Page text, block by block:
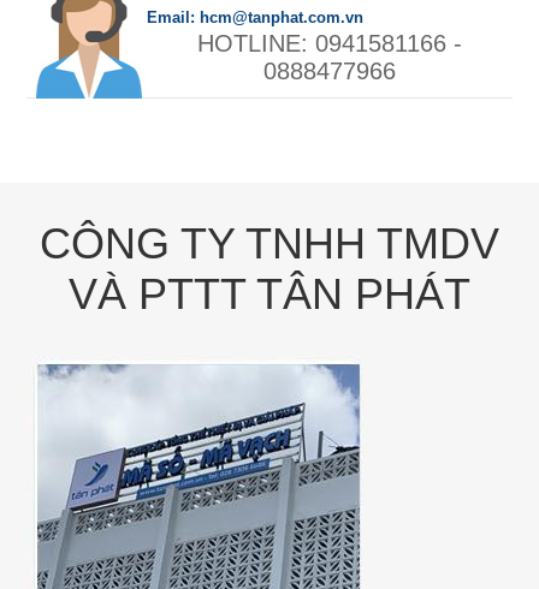
0941581166 -
0888477966
hcm@tanphat.com.vn
CÔNG TY TNHH TMDV
VÀ PTTT TÂN PHÁT